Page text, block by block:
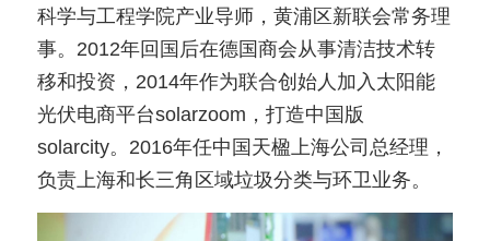
科学与工程学院产业导师，黄浦区新联会常务理
事。2012年回国后在德国商会从事清洁技术转
移和投资，2014年作为联合创始人加入太阳能
光伏电商平台solarzoom，打造中国版
solarcity。2016年任中国天楹上海公司总经理，
负责上海和长三角区域垃圾分类与环卫业务。